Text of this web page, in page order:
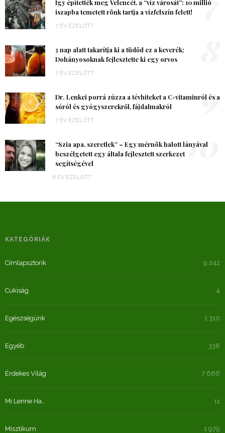
Így építették meg Velencét, a “víz városát”: 10 millió
iszapba temetett rönk tartja a vízfelszín felett!
7 ÉV EZELŐTT
3 nap alatt takarítja ki a tüdőd ez a keverék:
Dohányosoknak fejlesztette ki egy orvos
7 ÉV EZELŐTT
Dr. Lenkei porrá zúzza a tévhiteket a C-vitaminról és a
sóról és gyógyszerekről, fájdalmakról
7 ÉV EZELŐTT
9
“Szia apa, szeretlek” – Egy mérnök halott lányával
beszélgetett egy általa fejlesztett szerkezet
segítségével
6 ÉV EZELŐTT
10
KATEGÓRIÁK
Címlapsztorik 9 242
Cukiság 4
Egészségünk 1 310
Egyéb 338
Érdekes Világ 7 666
Mi Lenne Ha… 11
Misztikum 1 979